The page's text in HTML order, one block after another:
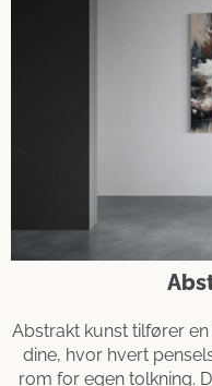
Abstrakt kunst tilfører
dine, hvor hvert
rom for egen tolkning.